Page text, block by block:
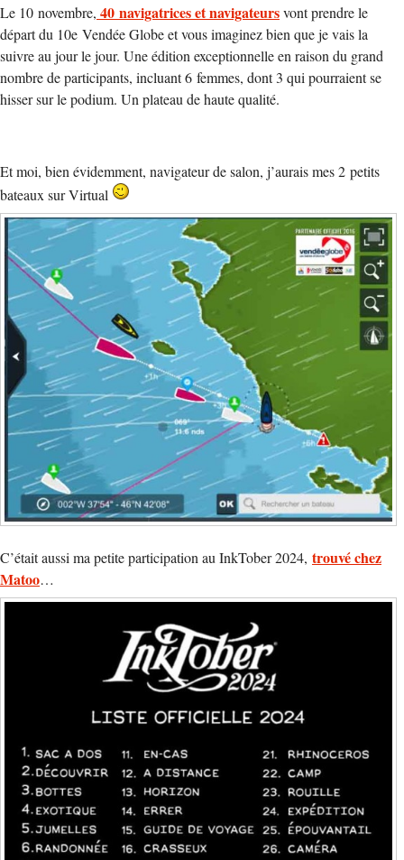
Le 10 novembre, 40 navigatrices et navigateursvont prendre le
départ du 10e Vendée Globe et vous imaginez bien que je vais la
suivre au jour le jour. Une édition exceptionnelle en raison du grand
nombre de participants, incluant 6 femmes, dont 3 qui pourraient se
hisser sur le podium. Un plateau de haute qualité.
Et moi, bien évidemment, navigateur de salon, j’aurais mes 2 petits
bateaux sur Virtual
C’était aussi ma petite participation au InkTober 2024, trouvé chez
Matoo…